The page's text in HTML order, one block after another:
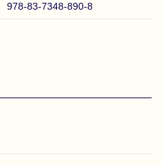
978-83-7348-890-8